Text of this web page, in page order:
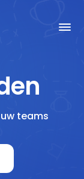
teams